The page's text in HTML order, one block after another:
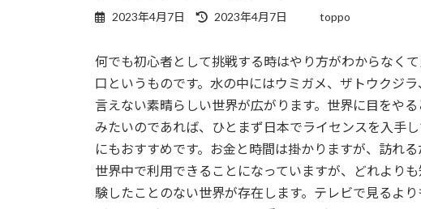
2023年4月7日
最
新
日
時
:
2023年4月7日 toppo
何でも初心者として挑戦する時はやり方がわからなく
口というものです。水の中にはウミガメ、ザトウクジ
言えない素晴らしい世界が広がります。世界に目をや
みたいのであれば、ひとまず日本でライセンスを入手
にもおすすめです。お金と時間は掛かりますが、訪れ
世界中で利用できることになっていますが、どれより
験したことのない世界が存在します。テレビで見るよ